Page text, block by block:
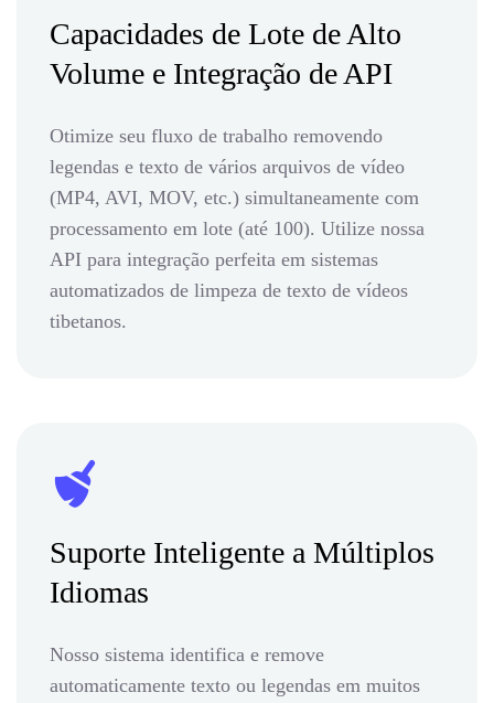
Capacidades de Lote de Alto
Volume e Integração de API
Otimize seu fluxo de trabalho removendo
legendas e texto de vários arquivos de vídeo
(MP4, AVI, MOV, etc.) simultaneamente com
processamento em lote (até 100). Utilize nossa
API para integração perfeita em sistemas
automatizados de limpeza de texto de vídeos
tibetanos.
Suporte Inteligente a Múltiplos
Idiomas
Nosso sistema identifica e remove
automaticamente texto ou legendas em muitos